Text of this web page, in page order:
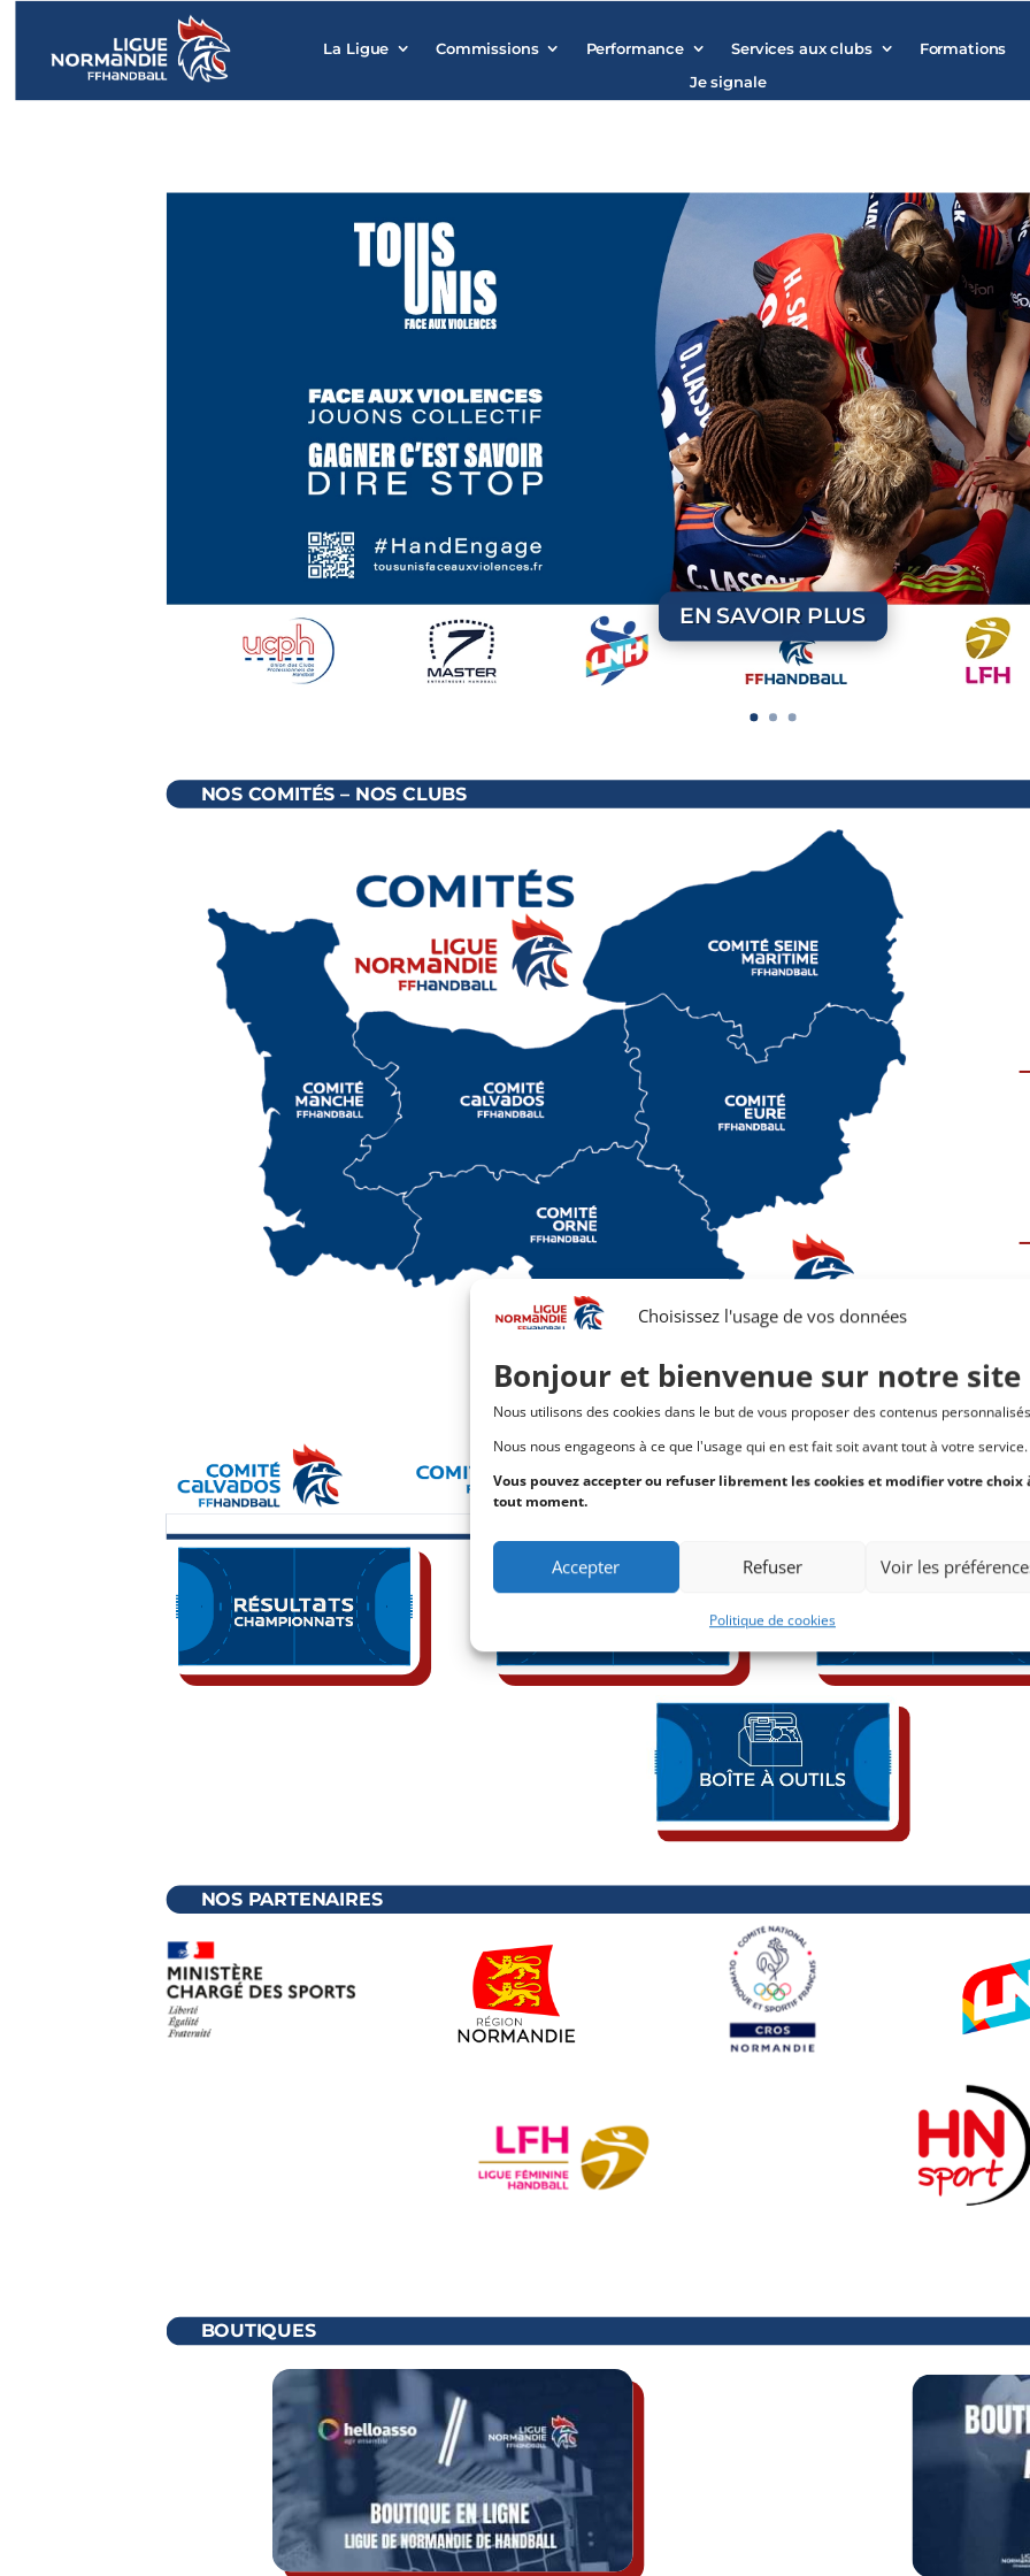
Choisissez l'usage de vos données
Bonjour et bienvenue sur notre site
Nous utilisons des cookies dans le but de vous proposer des contenus personnalisés
Nous nous engageons à ce que l'usage qui en est fait soit avant tout à votre service.
Vous pouvez accepter ou refuser librement les cookies et modifier votre choix
tout moment.
Accepter Refuser Voir les
Politique de cookies
La Ligue Commissions Performance Services aux clubs
Formations
Je signale
EN SAVOIR PLUS
NOS COMITÉS – NOS CLUBS
NOS PARTENAIRES
BOUTIQUES